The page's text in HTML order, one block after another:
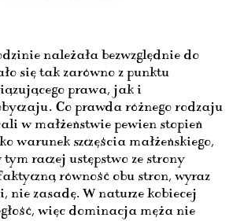
należała bezwzględnie do
się tak zarówno z punktu
prawa, jak i
Co prawda różnego rodzaju
w małżeństwie pewien stopień
warunek szczęścia małżeńskiego,
raczej ustępstwo ze strony
równość obu stron, wyraz
nie zasadę. W naturze kobiecej
więc dominacja męża nie